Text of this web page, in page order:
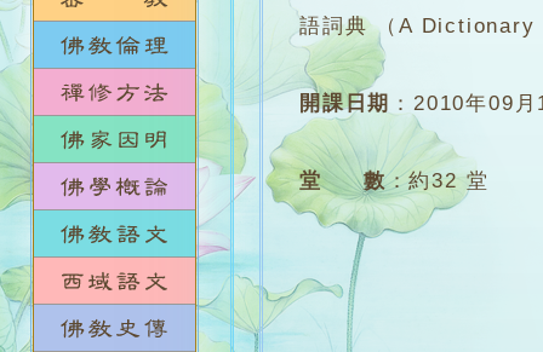
語詞典 （A
開課日期 ：2010年09月
堂 數：約32 堂